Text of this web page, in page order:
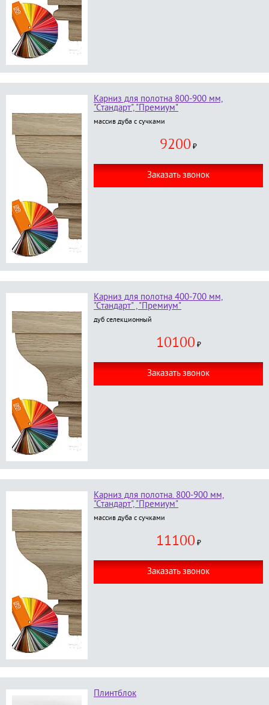
Карниз для полотна 800-900 мм,
"Стандарт", "Премиум"
массив дуба с сучками
9200 ₽
Заказать звонок
Карниз для полотна 400-700 мм,
"Стандарт" , "Премиум"
дуб селекционный
10100 ₽
Заказать звонок
Карниз для полотна. 800-900 мм,
"Стандарт", "Премиум"
массив дуба с сучками
11100 ₽
Заказать звонок
Плинтблок